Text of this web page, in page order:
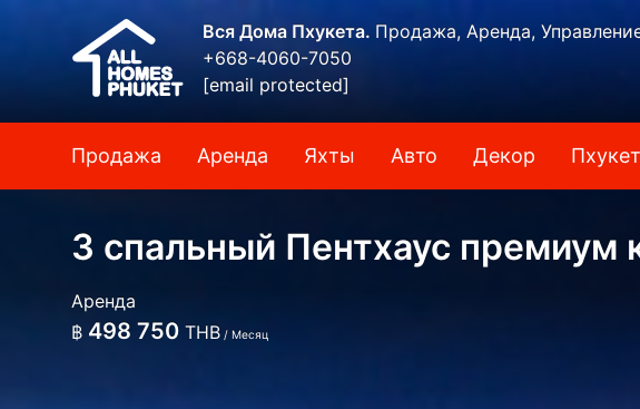
Вся Дома Пхукета. Продажа, Аренда,
+668-4060-7050
[email protected]
Продажа Аренда Яхты Авто Декор Пхукет
3 спальный Пентхаус премиум
Аренда
฿ 498 750 THB / Месяц